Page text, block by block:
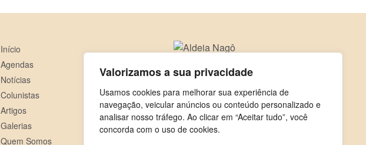
Valorizamos a sua privacidade
Usamos cookies para melhorar sua experiência de
navegação, veicular anúncios ou conteúdo personalizado e
analisar nosso tráfego. Ao clicar em “Aceitar tudo”, você
concorda com o uso de cookies.
Início
Agendas
Notícias
Colunistas
Artigos
Galerias
Quem Somos